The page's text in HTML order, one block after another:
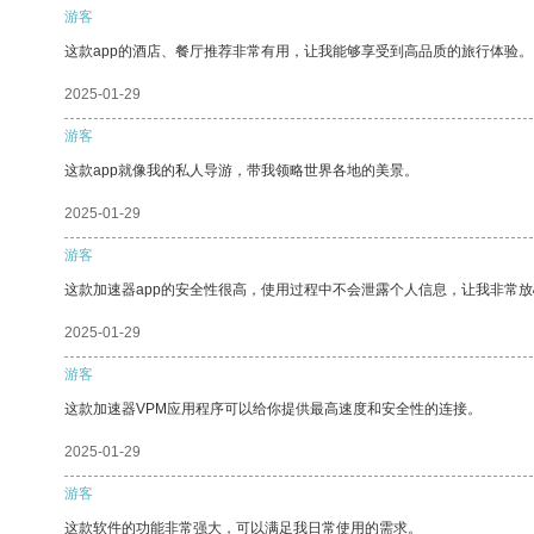
游客
这款app的酒店、餐厅推荐非常有用，让我能够享受到高品质的旅行体验。
2025-01-29
游客
这款app就像我的私人导游，带我领略世界各地的美景。
2025-01-29
游客
这款加速器app的安全性很高，使用过程中不会泄露个人信息，让我非常
2025-01-29
游客
这款加速器VPM应用程序可以给你提供最高速度和安全性的连接。
2025-01-29
游客
这款软件的功能非常强大，可以满足我日常使用的需求。